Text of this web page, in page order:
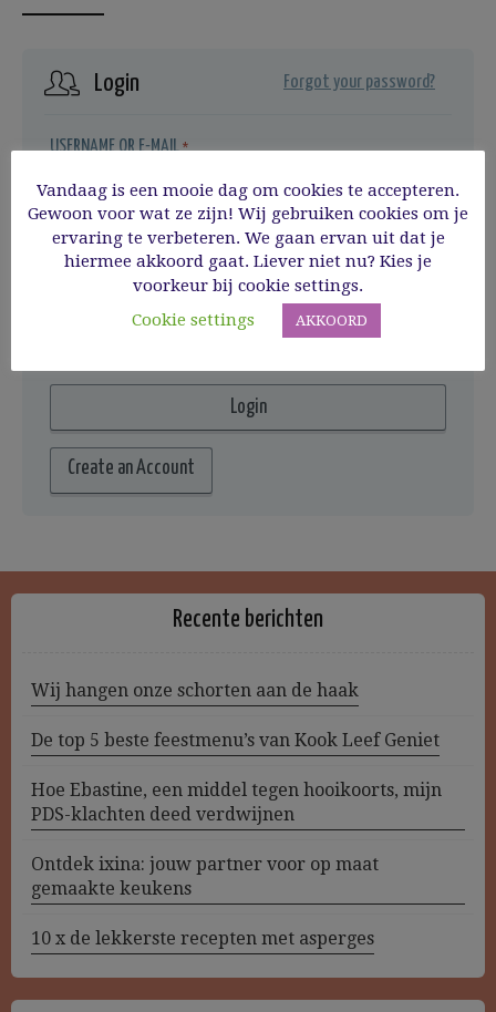
Login Forgot your password?
USERNAME OR E-MAIL *
PASSWORD *
REMEMBER ME
Create an Account
Recente berichten
Wij hangen onze schorten aan de haak
De top 5 beste feestmenu’s van Kook Leef Geniet
Hoe Ebastine, een middel tegen hooikoorts, mijn
PDS-klachten deed verdwijnen
Ontdek ixina: jouw partner voor op maat
gemaakte keukens
10 x de lekkerste recepten met asperges
Vandaag is een mooie dag om cookies te accepteren.
Gewoon voor wat ze zijn! Wij gebruiken cookies om je
ervaring te verbeteren. We gaan ervan uit dat je
hiermee akkoord gaat. Liever niet nu? Kies je
voorkeur bij cookie settings.
Cookie settings
AKKOORD